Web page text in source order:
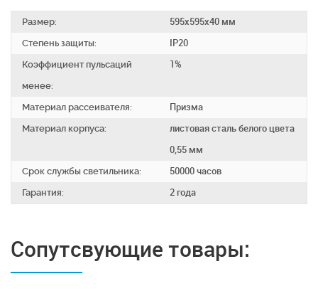
Размер:
595х595х40 мм
Степень защиты:
IP20
Коэффициент пульсаций
менее:
1%
Материал рассеивателя:
Призма
Материал корпуса:
листовая сталь белого цвета
0,55 мм
Срок службы светильника:
50000 часов
Гарантия:
2 года
Сопутсвующие товары: